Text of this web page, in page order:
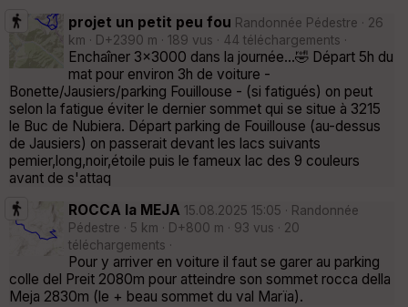
projet un petit peu fou Randonnée Pédestre · 26
km · D+2390 m · 189 vus · 44 téléchargements ·
Enchaîner 3x3000 dans la journée...🤣 Départ 5h du
mat pour environ 3h de voiture -
Bonette/Jausiers/parking Fouillouse - (si fatigués) on peut
selon la fatigue éviter le dernier sommet qui se situe à 3215
le Buc de Nubiera. Départ parking de Fouillouse (au-dessus
de Jausiers) on passerait devant les lacs suivants
pemier,long,noir,étoile puis le fameux lac des 9 couleurs
avant de s'attaq
ROCCA la MEJA 15.08.2025 15:05 · Randonnée
Pédestre · 5 km · D+800 m · 93 vus · 20
téléchargements ·
Pour y arriver en voiture il faut se garer au parking
colle del Preit 2080m pour atteindre son sommet rocca della
Meja 2830m (le + beau sommet du val Marïa).